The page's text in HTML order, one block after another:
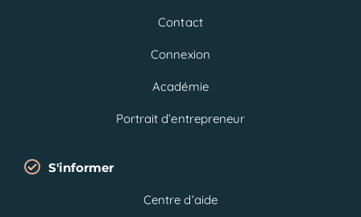
Contact
Connexion
Académie
Portrait d’entrepreneur
S'informer
Centre d’aide